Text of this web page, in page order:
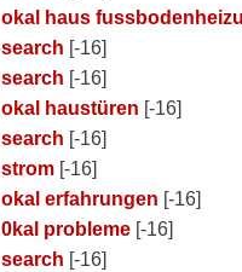
okal haus
search [-16]
search [-16]
okal haustüren [-16]
search [-16]
strom[-16]
okal erfahrungen [-16]
0kal probleme[-16]
search [-16]